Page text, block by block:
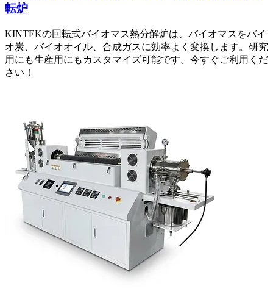
転炉
KINTEKの回転式バイオマス熱分解炉は、バイオマスをバイ
オ炭、バイオオイル、合成ガスに効率よく変換します。研究
用にも生産用にもカスタマイズ可能です。今すぐご利用くだ
さい！